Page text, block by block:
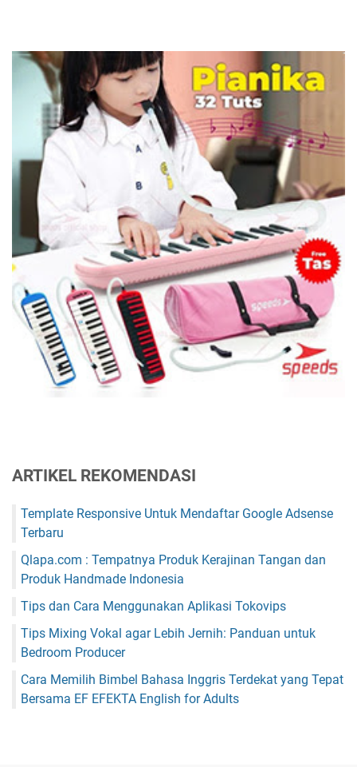
ARTIKEL REKOMENDASI
Template Responsive Untuk Mendaftar Google Adsense
Terbaru
Qlapa.com : Tempatnya Produk Kerajinan Tangan dan
Produk Handmade Indonesia
Tips dan Cara Menggunakan Aplikasi Tokovips
Tips Mixing Vokal agar Lebih Jernih: Panduan untuk
Bedroom Producer
Cara Memilih Bimbel Bahasa Inggris Terdekat yang Tepat
Bersama EF EFEKTA English for Adults